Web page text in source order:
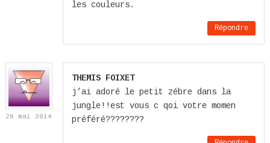
les couleurs.
Répondre
28 mai 2014
THEMIS FOIXET
j’ai adoré le petit zébre dans la
jungle!!est vous c qoi votre momen
préféré????????